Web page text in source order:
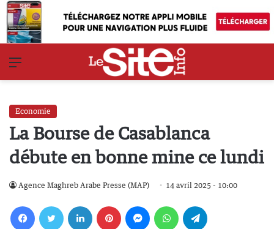
Economie
La Bourse de Casablanca
débute en bonne mine ce lundi
Agence Maghreb Arabe Presse (MAP) 14 avril 2025 - 10:00